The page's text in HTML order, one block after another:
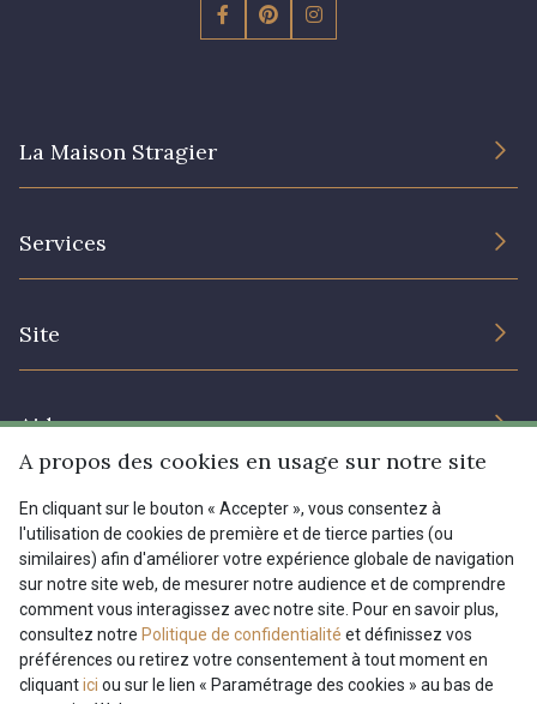
La Maison Stragier
Services
Site
Prix réduits
Aide
Livraison : France, Belgique, International
Retours & réclamations
FAQ - Questions fréquentes
Modes de paiements
Menu
Tous nos tissus
Magazine
FR EN
A propos des cookies en usage sur notre site
En cliquant sur le bouton « Accepter », vous consentez à
l'utilisation de cookies de première et de tierce parties (ou
similaires) afin d'améliorer votre expérience globale de navigation
sur notre site web, de mesurer notre audience et de comprendre
comment vous interagissez avec notre site. Pour en savoir plus,
consultez notre Politique de confidentialité et définissez vos
préférences ou retirez votre consentement à tout moment en
cliquantici ou sur le lien « Paramétrage des cookies » au bas de